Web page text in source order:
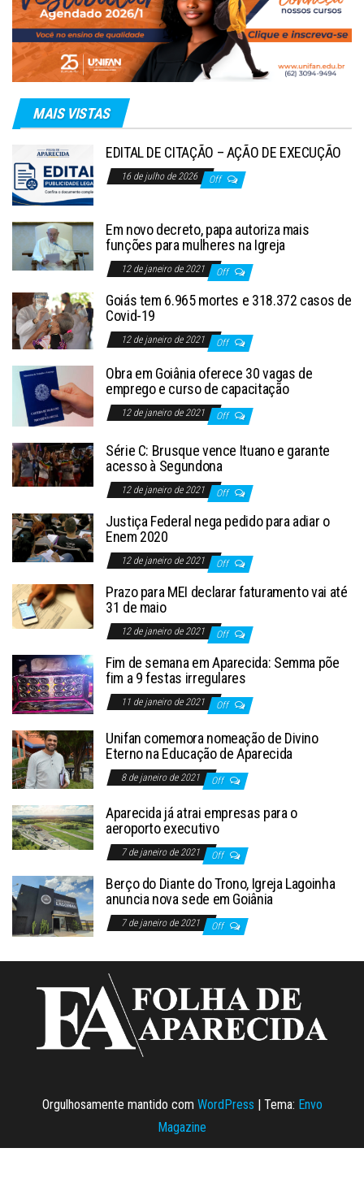
MAIS VISTAS
EDITAL DE CITAÇÃO – AÇÃO DE EXECUÇÃO
16 de julho de 2026 Off
Em novo decreto, papa autoriza mais
funções para mulheres na Igreja
12 de janeiro de 2021 Off
Goiás tem 6.965 mortes e 318.372 casos de
Covid-19
12 de janeiro de 2021 Off
Obra em Goiânia oferece 30 vagas de
emprego e curso de capacitação
12 de janeiro de 2021 Off
Série C: Brusque vence Ituano e garante
acesso à Segundona
12 de janeiro de 2021 Off
Justiça Federal nega pedido para adiar o
Enem 2020
12 de janeiro de 2021 Off
Prazo para MEI declarar faturamento vai até
31 de maio
12 de janeiro de 2021 Off
Fim de semana em Aparecida: Semma põe
fim a 9 festas irregulares
11 de janeiro de 2021 Off
Unifan comemora nomeação de Divino
Eterno na Educação de Aparecida
8 de janeiro de 2021 Off
Aparecida já atrai empresas para o
aeroporto executivo
7 de janeiro de 2021 Off
Berço do Diante do Trono, Igreja Lagoinha
anuncia nova sede em Goiânia
7 de janeiro de 2021 Off
Orgulhosamente mantido com WordPress Tema: Envo
Magazine